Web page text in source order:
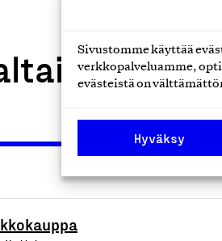
Sivustomme käyttää
verkkopalveluamme,
evästeistä on
Hyväksy